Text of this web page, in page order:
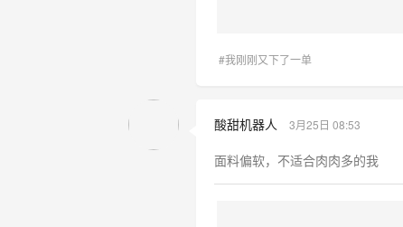
#我刚刚又下了一单
酸甜机器人 3月25日 08:53
面料偏软，不适合肉肉多的我